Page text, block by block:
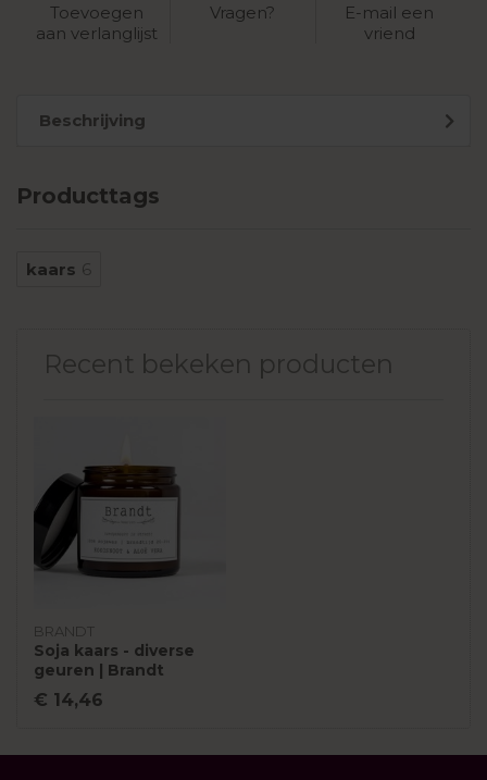
Toevoegen
aan verlanglijst
Vragen?
E-mail een
vriend
Beschrijving
Producttags
kaars 6
Recent bekeken producten
BRANDT
Soja kaars - diverse
geuren | Brandt
€ 14,46